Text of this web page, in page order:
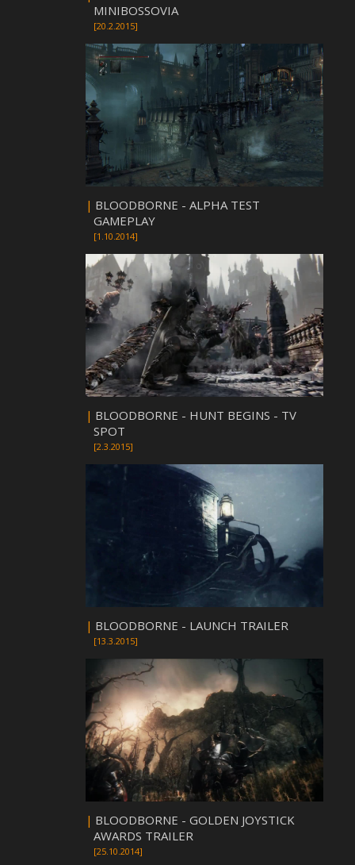
MINIBOSSOVIA
[20.2.2015]
| BLOODBORNE - ALPHA TEST
GAMEPLAY
[1.10.2014]
| BLOODBORNE - HUNT BEGINS - TV
SPOT
[2.3.2015]
| BLOODBORNE - LAUNCH TRAILER
[13.3.2015]
| BLOODBORNE - GOLDEN JOYSTICK
AWARDS TRAILER
[25.10.2014]